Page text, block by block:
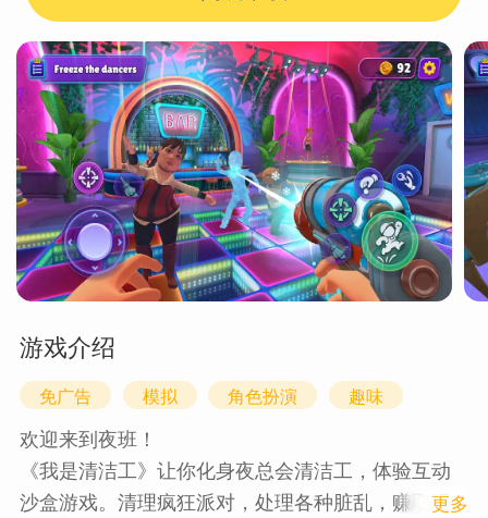
游戏介绍
免广告 模拟 角色扮演 趣味
欢迎来到夜班！
《我是清洁工》让你化身夜总会清洁工，体验互动
沙盒游戏。清理疯狂派对，处理各种脏乱，赚取现
1 更多